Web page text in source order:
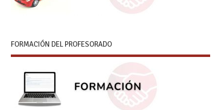
FORMACIÓN DEL PROFESORADO